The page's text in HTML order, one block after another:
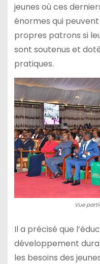
jeunes où ces
énormes qui
propres patrons si
sont soutenus et
pratiques.
Vue
Il a précisé que
développement
les besoins des